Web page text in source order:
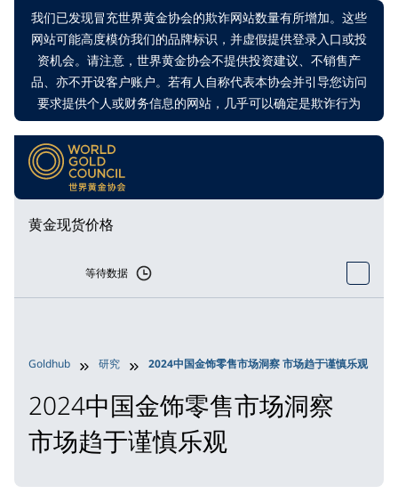
我们已发现冒充世界黄金协会的欺诈网站数量有所增加。这些
网站可能高度模仿我们的品牌标识，并虚假提供登录入口或投
资机会。请注意，世界黄金协会不提供投资建议、不销售产
品、亦不开设客户账户。若有人自称代表本协会并引导您访问
要求提供个人或财务信息的网站，几乎可以确定是欺诈行为
黄金现货价格
等待数据
Goldhub 研究 2024中国金饰零售市场洞察 市场趋于谨慎乐观
2024中国金饰零售市场洞察
市场趋于谨慎乐观